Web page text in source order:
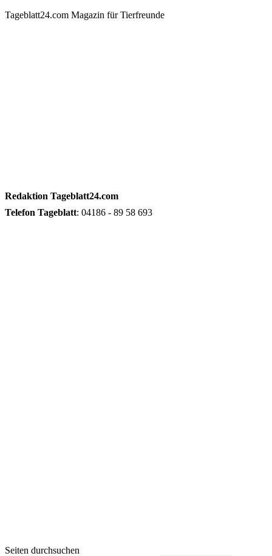
Tageblatt24.com Magazin für Tierfreunde
Redaktion Tageblatt24.com
Telefon Tageblatt: 04186 - 89 58 693
Seiten durchsuchen